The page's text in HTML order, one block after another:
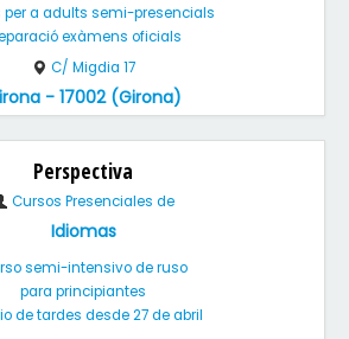
per a adults semi-presencials
exàmens oficials
C/ Migdia 17
- 17002 (Girona)
Perspectiva
Cursos Presenciales de
Idiomas
semi-intensivo de ruso
para principiantes
de tardes desde 27 de abril